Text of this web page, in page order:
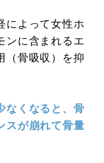
によって女性ホ
ンに含まれるエ
（骨吸収）を抑
なくなると、骨
スが崩れて骨量